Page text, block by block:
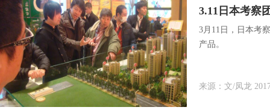
3.11日本考察
3月11日，日本考
产品。
来源：文/凤龙